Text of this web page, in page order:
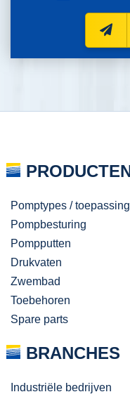
Pomptypes /
Pompbesturing
Pompputten
Drukvaten
Zwembad
Toebehoren
Spare parts
BRANCHES
Industriële bedrijven